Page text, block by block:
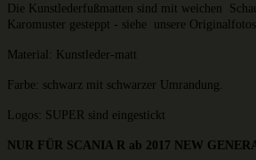
Die Kunstlederfußmatten sind mit weichen
Karomuster gesteppt - siehe unsere Originalfotos
Material: Kunstleder-matt
Farbe: schwarz mit schwarzer Umrandung.
Logos: SUPER sind eingestickt
NUR FÜR SCANIA R ab 2017 NEW